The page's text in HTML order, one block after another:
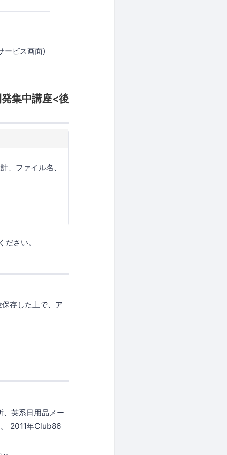
ービス画面)
集中講座<後
、ファイル名、
さい。
存した上で、ア
英系日用品メー
2011年Club86